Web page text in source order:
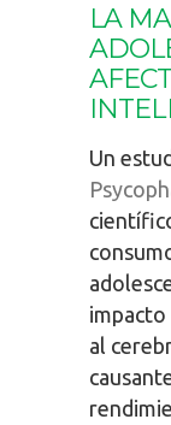
LA
Un
al